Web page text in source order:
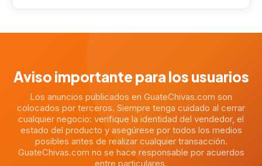
Aviso importante para los usuarios
Los anuncios publicados en GuateChivas.com son
colocados por terceros. Siempre tenga cuidado al cerrar
cualquier negocio: verifique la identidad del vendedor, el
estado del producto y asegúrese por todos los medios
posibles antes de realizar cualquier transacción.
GuateChivas.com no se hace responsable por acuerdos
entre particulares.